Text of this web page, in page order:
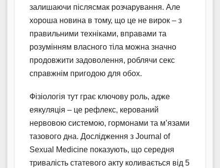
залишаючи післясмак розчарування. Але
хороша новина в тому, що це не вирок – з
правильними техніками, вправами та
розумінням власного тіла можна значно
продовжити задоволення, роблячи секс
справжнім пригодою для обох.
Фізіологія тут грає ключову роль, адже
еякуляція – це рефлекс, керований
нервовою системою, гормонами та м’язами
тазового дна. Дослідження з Journal of
Sexual Medicine показують, що середня
тривалість статевого акту коливається від 5